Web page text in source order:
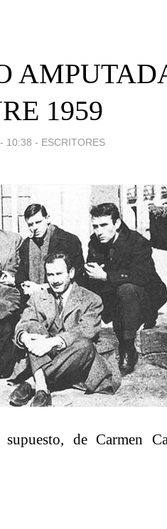
1959
10:38 - ESCRITORES
de Carmen